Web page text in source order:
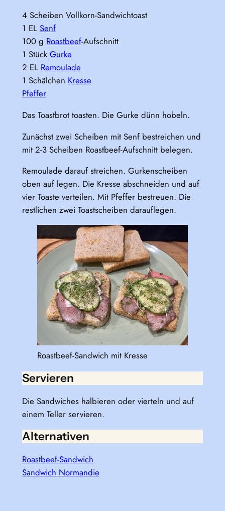
4 Scheiben Vollkorn-Sandwichtoast
1 EL Senf
100 g Roastbeef-Aufschnitt
1 Stück Gurke
2 EL Remoulade
1 Schälchen Kresse
Pfeffer
Das Toastbrot toasten. Die Gurke dünn hobeln.
Zunächst zwei Scheiben mit Senf bestreichen und
mit 2-3 Scheiben Roastbeef-Aufschnitt belegen.
Remoulade darauf streichen. Gurkenscheiben
oben auf legen. Die Kresse abschneiden und auf
vier Toaste verteilen. Mit Pfeffer bestreuen. Die
restlichen zwei Toastscheiben darauflegen.
Roastbeef-Sandwich mit Kresse
Servieren
Die Sandwiches halbieren oder vierteln und auf
einem Teller servieren.
Alternativen
Roastbeef-Sandwich
Sandwich Normandie